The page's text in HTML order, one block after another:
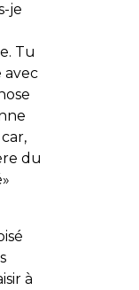
je
Tu
avec
du
à